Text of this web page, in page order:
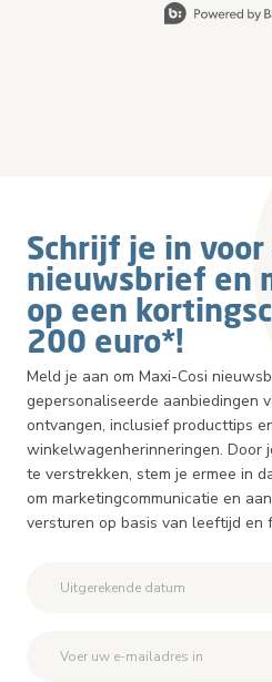
Schrijf je in voor
nieuwsbrief en
op een
200 euro*!
Meld je aan om Maxi-Cosi
gepersonaliseerde aanbiedingen
ontvangen, inclusief producttips
winkelwagenherinneringen. Door
te verstrekken, stem je ermee in
om marketingcommunicatie en
versturen op basis van leeftijd en